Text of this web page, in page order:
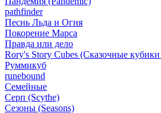
pathfinder
Песнь Льда и Огня
Покорение Марса
Правда или дело
Rory's Story Cubes (Сказочные
Руммикуб
runebound
Семейные
Серп (Scythe)
Сезоны (Seasons)